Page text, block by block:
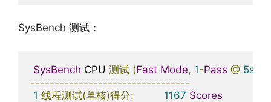
SysBench 测试：
SysBench CPU 测试 (Fast Mode, 1-Pass @ 5sec
---------------------------------
1 线程测试(单核)得分: 1167 Scores